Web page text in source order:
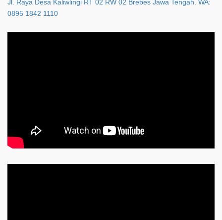
Jl. Raya Desa Kaliwlingi RT 02 RW 02 Brebes Jawa Tengah. WA:
0895 1842 1110